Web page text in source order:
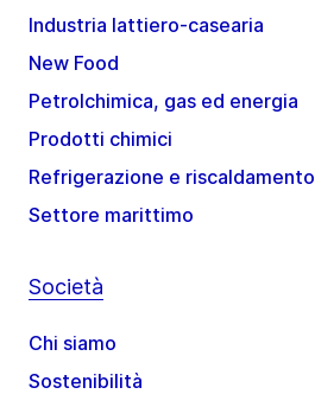
Industria lattiero-casearia
New Food
Petrolchimica, gas ed energia
Prodotti chimici
Refrigerazione e riscaldamento
Settore marittimo
Società
Chi siamo
Sostenibilità